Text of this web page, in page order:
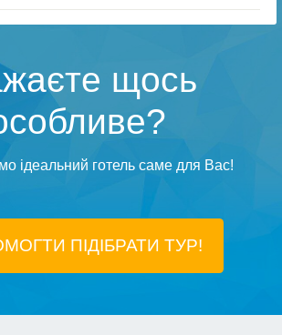
щось
ідеальний готель саме для Вас!
ПІДIБРАТИ ТУР!